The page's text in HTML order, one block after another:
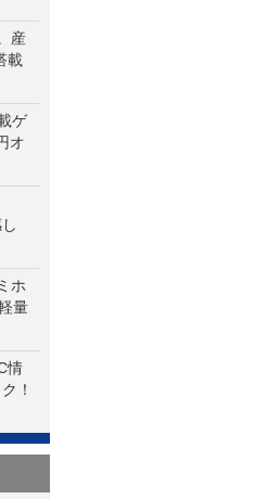
産
載
ゲ
オ
ホ
量
情
！